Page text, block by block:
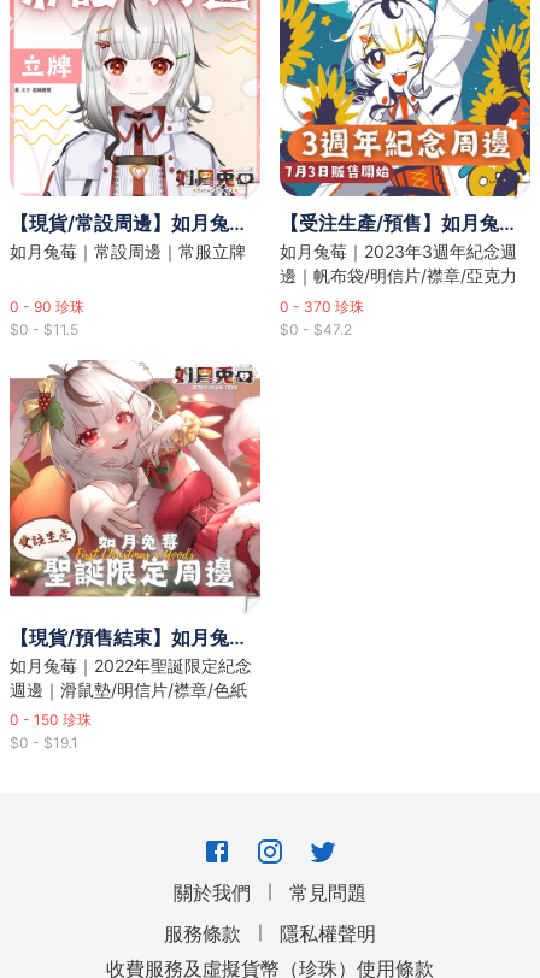
【現貨/常設周邊】如月兔莓｜常服立牌
如月兔莓｜常設周邊｜常服立牌
0 - 90 珍珠
$0 - $11.5
【受注生產/預售】如月兔莓｜2023年3週年紀念週邊
如月兔莓｜2023年3週年紀念週
邊｜帆布袋/明信片/襟章/亞克力
版畫/掛件
0 - 370 珍珠
$0 - $47.2
【現貨/預售結束】如月兔莓｜2022年聖誕限定紀念週邊
如月兔莓｜2022年聖誕限定紀念
週邊｜滑鼠墊/明信片/襟章/色紙
0 - 150 珍珠
$0 - $19.1
關於我們 ｜
常見問題
服務條款
｜
隱私權聲明
收費服務及虛擬貨幣（珍珠）使用條款